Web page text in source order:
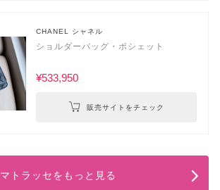
CHANEL シャネル
ショルダーバッグ・ポシェット
¥533,950
販売サイトをチェック
マトラッセをもっと見る